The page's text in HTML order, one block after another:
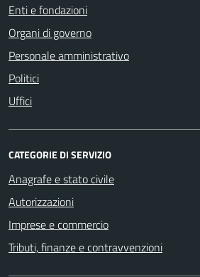
Enti e fondazioni
Organi di governo
Personale amministrativo
Politici
Uffici
CATEGORIE DI SERVIZIO
Anagrafe e stato civile
Autorizzazioni
Imprese e commercio
Tributi, finanze e contravvenzioni